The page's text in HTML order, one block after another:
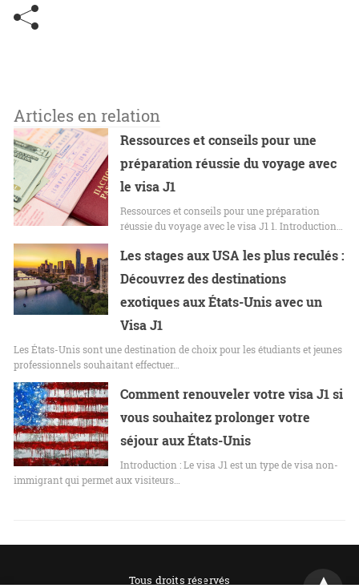
Articles en relation
Ressources et conseils pour une
préparation réussie du voyage avec
le visa J1
Ressources et conseils pour une préparation
réussie du voyage avec le visa J1 1. Introduction…
Les stages aux USA les plus reculés :
Découvrez des destinations
exotiques aux États-Unis avec un
Visa J1
Les États-Unis sont une destination de choix pour les étudiants et jeunes
professionnels souhaitant effectuer…
Comment renouveler votre visa J1 si
vous souhaitez prolonger votre
séjour aux États-Unis
Introduction : Le visa J1 est un type de visa non-
immigrant qui permet aux visiteurs…
Tous droits réservés